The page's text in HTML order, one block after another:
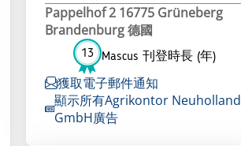
Pappelhof 2 16775 Grüneberg
Brandenburg 德國
13 Mascus 刊登時長 (年)
獲取電子郵件通知
顯示所有Agrikontor Neuholland
GmbH廣告